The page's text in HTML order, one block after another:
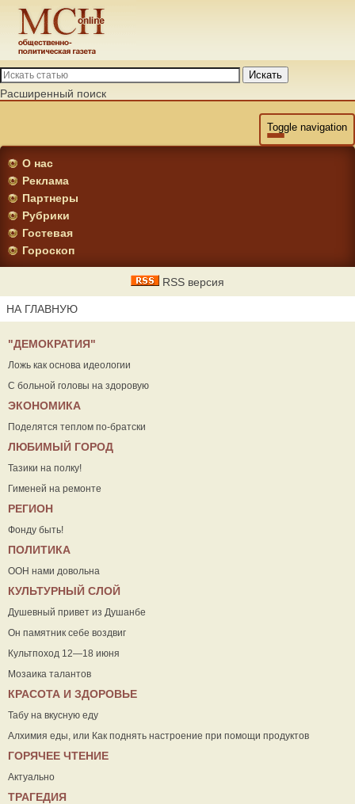
Искать
Расширенный поиск
Toggle navigation
О нас
Реклама
Партнеры
Рубрики
Гостевая
Гороскоп
RSS версия
НА ГЛАВНУЮ
"ДЕМОКРАТИЯ"
Ложь как основа идеологии
С больной головы на здоровую
ЭКОНОМИКА
Поделятся теплом по-братски
ЛЮБИМЫЙ ГОРОД
Тазики на полку!
Гименей на ремонте
РЕГИОН
Фонду быть!
ПОЛИТИКА
ООН нами довольна
КУЛЬТУРНЫЙ СЛОЙ
Душевный привет из Душанбе
Он памятник себе воздвиг
Культпоход 12—18 июня
Мозаика талантов
КРАСОТА И ЗДОРОВЬЕ
Табу на вкусную еду
Алхимия еды, или Как поднять настроение при помощи продуктов
ГОРЯЧЕЕ ЧТЕНИЕ
Актуально
ТРАГЕДИЯ